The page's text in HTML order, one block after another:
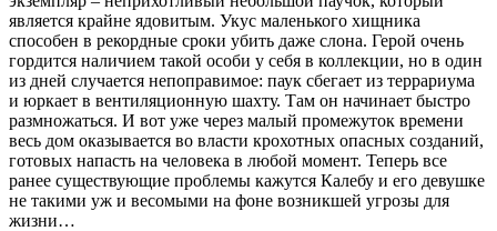
является крайне ядовитым. Укус маленького хищника
способен в рекордные сроки убить даже слона. Герой очень
гордится наличием такой особи у себя в коллекции, но в один
из дней случается непоправимое: паук сбегает из террариума
и юркает в вентиляционную шахту. Там он начинает быстро
размножаться. И вот уже через малый промежуток времени
весь дом оказывается во власти крохотных опасных созданий,
готовых напасть на человека в любой момент. Теперь все
ранее существующие проблемы кажутся Калебу и его девушке
не такими уж и весомыми на фоне возникшей угрозы для
жизни…